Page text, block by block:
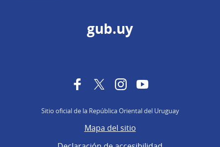
gub.uy
FacebookTwitterInstagramYouTube
Sitio oficial de la República Oriental del Uruguay
Mapa del sitio